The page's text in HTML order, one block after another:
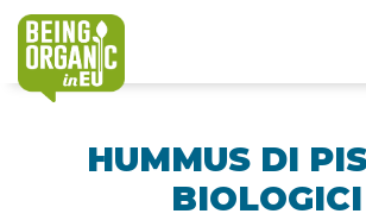
HUMMUS DI
BIOLOGICI